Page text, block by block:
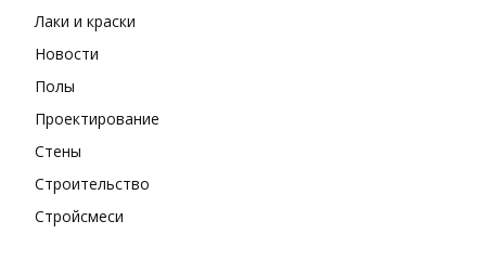
Лаки и краски
Новости
Полы
Проектирование
Стены
Строительство
Стройсмеси